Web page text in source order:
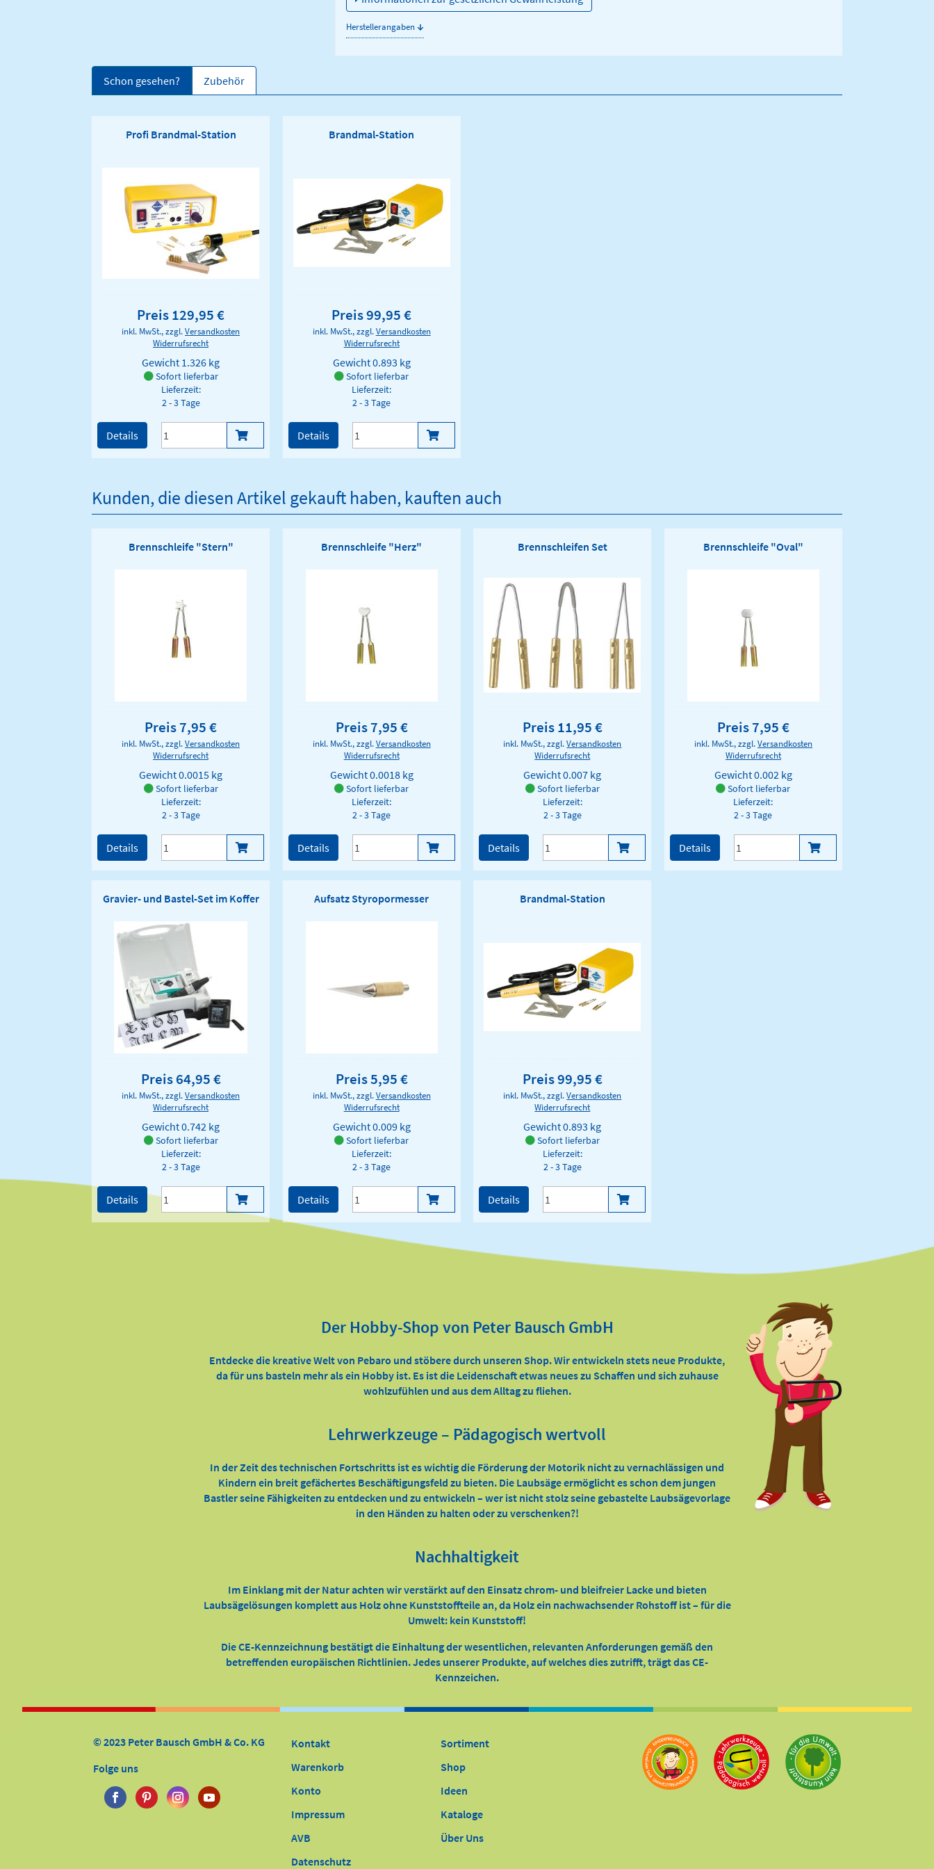
Herstellerangaben↓
Schon gesehen? Zubehör
Profi Brandmal-Station
Preis 129,95 €
inkl. MwSt., zzgl.Versandkosten
Widerrufsrecht
Gewicht 1.326 kg
Sofort lieferbar
Lieferzeit:
2 - 3 Tage
Details
Brandmal-Station
Preis 99,95 €
inkl. MwSt., zzgl.Versandkosten
Widerrufsrecht
Gewicht0.893 kg
Sofort lieferbar
Lieferzeit:
2 - 3 Tage
Details
Kunden, die diesen Artikel gekauft haben, kauften auch
Brennschleife "Stern"
Preis 7,95 €
inkl. MwSt., zzgl.Versandkosten
Widerrufsrecht
Gewicht0.0015 kg
Sofort lieferbar
Lieferzeit:
2 - 3 Tage
Details
Brennschleife "Herz"
Preis 7,95 €
inkl. MwSt., zzgl.Versandkosten
Widerrufsrecht
Gewicht0.0018 kg
Sofort lieferbar
Lieferzeit:
2 - 3 Tage
Details
Brennschleifen Set
Preis 11,95 €
inkl. MwSt., zzgl.Versandkosten
Widerrufsrecht
Gewicht0.007 kg
Sofort lieferbar
Lieferzeit:
2 - 3 Tage
Details
Brennschleife "Oval"
Preis 7,95 €
inkl. MwSt., zzgl.Versandkosten
Widerrufsrecht
Gewicht0.002 kg
Sofort lieferbar
Lieferzeit:
2 - 3 Tage
Details
Gravier- und Bastel-Set im Koffer
Preis 64,95 €
inkl. MwSt., zzgl.Versandkosten
Widerrufsrecht
Gewicht0.742 kg
Sofort lieferbar
Lieferzeit:
2 - 3 Tage
Details
Aufsatz Styropormesser
Preis 5,95 €
inkl. MwSt., zzgl.Versandkosten
Widerrufsrecht
Gewicht0.009 kg
Sofort lieferbar
Lieferzeit:
2 - 3 Tage
Details
Brandmal-Station
Preis 99,95 €
inkl. MwSt., zzgl.Versandkosten
Widerrufsrecht
Gewicht0.893 kg
Sofort lieferbar
Lieferzeit:
2 - 3 Tage
Details
Der Hobby-Shop von Peter Bausch GmbH
Entdecke die kreative Welt von Pebaro und stöbere durch unseren Shop. Wir entwickeln stets neue Produkte,
da für uns basteln mehr als ein Hobby ist. Es ist die Leidenschaft etwas neues zu Schaffen und sich zuhause
wohlzufühlen und aus dem Alltag zu fliehen.
Lehrwerkzeuge – Pädagogisch wertvoll
In der Zeit des technischen Fortschritts ist es wichtig die Förderung der Motorik nicht zu vernachlässigen und
Kindern ein breit gefächertes Beschäftigungsfeld zu bieten. Die Laubsäge ermöglicht es schon dem jungen
Bastler seine Fähigkeiten zu entdecken und zu entwickeln – wer ist nicht stolz seine gebastelte Laubsägevorlage
in den Händen zu halten oder zu verschenken?!
Nachhaltigkeit
Im Einklang mit der Natur achten wir verstärkt auf den Einsatz chrom- und bleifreier Lacke und bieten
Laubsägelösungen komplett aus Holz ohne Kunststoffteile an, da Holz ein nachwachsender Rohstoff ist – für die
Umwelt: kein Kunststoff!
Die CE-Kennzeichnung bestätigt die Einhaltung der wesentlichen, relevanten Anforderungen gemäß den
betreffenden europäischen Richtlinien. Jedes unserer Produkte, auf welches dies zutrifft, trägt das CE-
Kennzeichen.
© 2023 Peter Bausch GmbH & Co. KG
Folge uns
Kontakt
Warenkorb
Konto
Impressum
AVB
Datenschutz
Sortiment
Shop
Ideen
Kataloge
Über Uns